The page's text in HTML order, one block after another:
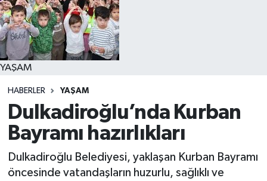
YAŞAM
HABERLER YAŞAM
Dulkadiroğlu’nda Kurban
Bayramı hazırlıkları
Dulkadiroğlu Belediyesi, yaklaşan Kurban Bayramı
öncesinde vatandaşların huzurlu, sağlıklı ve
YAŞAM